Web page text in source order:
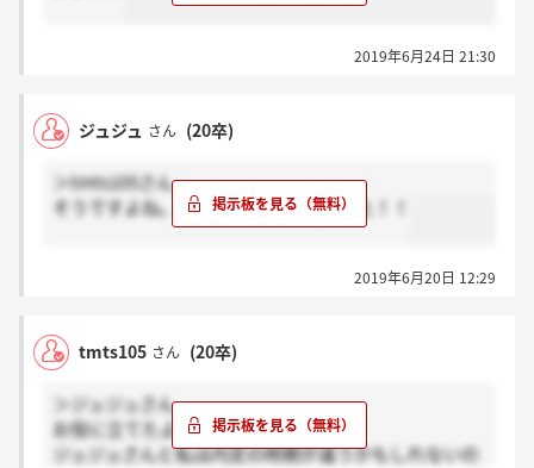
2019年6月24日 21:30
ジュジュ さん (20卒)
＞tmts105さん
そうですよね。ありがとうございました！！
2019年6月20日 12:29
tmts105 さん (20卒)
＞ジュジュさん
お役に立てたようで良かったです！
ジュジュさんと私は内定の時期が違うかもしれないの